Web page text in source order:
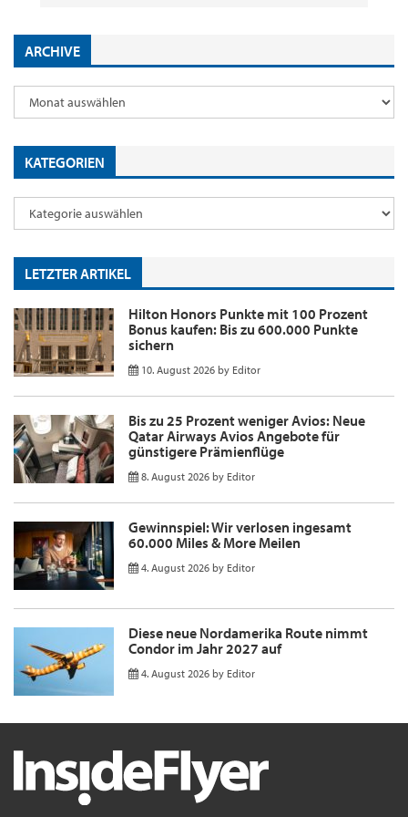
ARCHIVE
KATEGORIEN
LETZTER ARTIKEL
Hilton Honors Punkte mit 100 Prozent
Bonus kaufen: Bis zu 600.000 Punkte
sichern
10. August 2026 by Editor
Bis zu 25 Prozent weniger Avios: Neue
Qatar Airways Avios Angebote für
günstigere Prämienflüge
8. August 2026 by Editor
Gewinnspiel: Wir verlosen ingesamt
60.000 Miles & More Meilen
4. August 2026 by Editor
Diese neue Nordamerika Route nimmt
Condor im Jahr 2027 auf
4. August 2026 by Editor